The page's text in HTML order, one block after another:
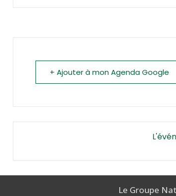
+ Ajouter à mon Agenda Google
Le Groupe